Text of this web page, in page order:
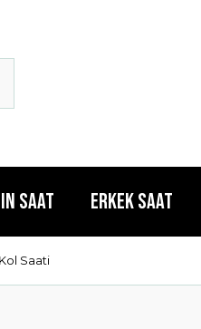
Saat Erkek Saat
Saati